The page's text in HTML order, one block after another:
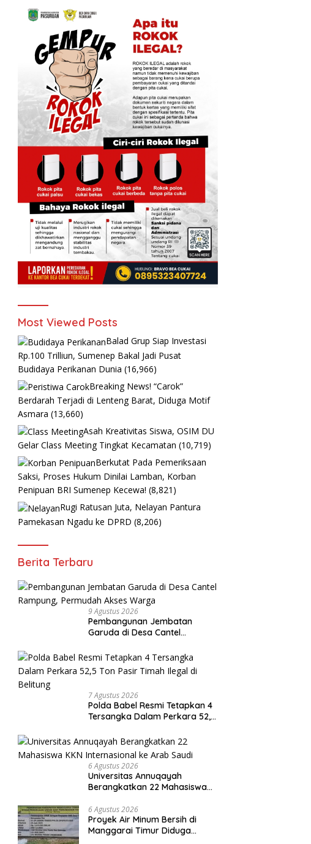
Most Viewed Posts
Balad Grup Siap Investasi
Rp.100 Trilliun, Sumenep Bakal Jadi Pusat
Budidaya Perikanan Dunia (16,966)
Breaking News! “Carok”
Berdarah Terjadi di Lenteng Barat, Diduga Motif
Asmara (13,660)
Asah Kreativitas Siswa, OSIM DU
Gelar Class Meeting Tingkat Kecamatan (10,719)
Berkutat Pada Pemeriksaan
Saksi, Proses Hukum Dinilai Lamban, Korban
Penipuan BRI Sumenep Kecewa! (8,821)
Rugi Ratusan Juta, Nelayan Pantura
Pamekasan Ngadu ke DPRD (8,206)
Berita Terbaru
9 Agustus 2026
Pembangunan Jembatan
Garuda di Desa Cantel
Warga
7 Agustus 2026
Polda Babel Resmi Tetapkan 4
Tersangka Dalam Perkara 52,5
Belitung
6 Agustus 2026
Universitas Annuqayah
Berangkatkan 22 Mahasiswa
Saudi
6 Agustus 2026
Proyek Air Minum Bersih di
Manggarai Timur Diduga